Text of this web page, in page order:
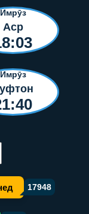
Имрӯз
Аср
Имрӯз
17948